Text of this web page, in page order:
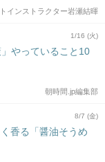
インストラクター岩瀬結暉
1/16 (火)
やっていること10
朝時間.jp編集部
8/7 (金)
香る「醤油そうめ